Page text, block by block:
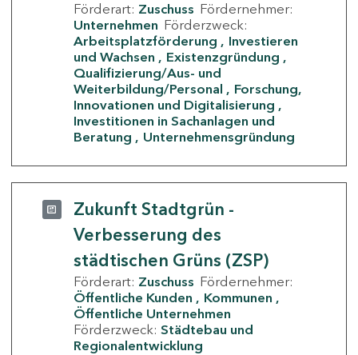
Förderart: Zuschuss Fördernehmer:
Unternehmen Förderzweck:
Arbeitsplatzförderung
Investieren
und Wachsen
Existenzgründung
Qualifizierung/Aus- und
Weiterbildung/Personal
Forschung,
Innovationen und Digitalisierung
Investitionen in Sachanlagen und
Beratung
Unternehmensgründung
Zukunft Stadtgrün -
Verbesserung des
städtischen Grüns (ZSP)
Förderart: Zuschuss Fördernehmer:
Öffentliche Kunden
Kommunen
Öffentliche Unternehmen
Förderzweck: Städtebau und
Regionalentwicklung